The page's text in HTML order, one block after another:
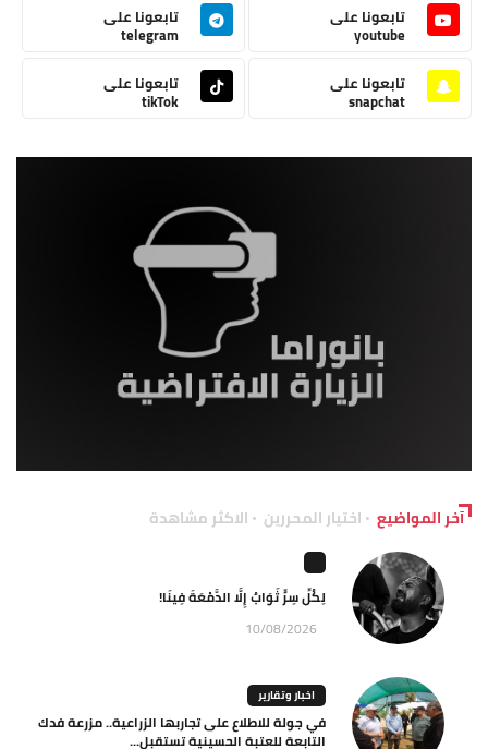
تابعونا على
youtube
تابعونا على
telegram
تابعونا على
snapchat
تابعونا على
tikTok
آخر المواضيع اختيار المحررين الاكثر مشاهدة
لِكُلِّ سِرٍّ ثَوَابٌ إِلَّا الدَّمْعَةَ فِينَا!
10/08/2026
اخبار وتقارير
في جولة للاطلاع على تجاربها الزراعية.. مزرعة فدك
التابعة للعتبة الحسينية تستقبل...